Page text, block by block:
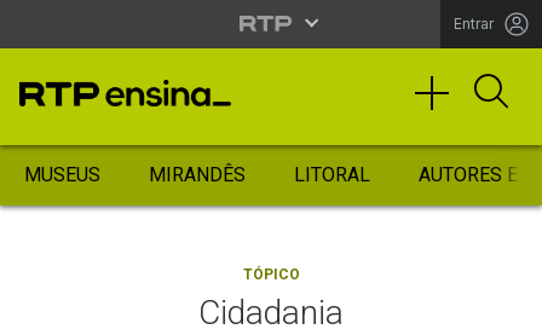
Entrar
MUSEUS MIRANDÊS LITORAL AUTORES
TÓPICO
Cidadania